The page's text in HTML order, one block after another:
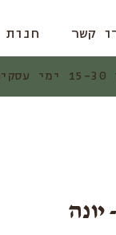
קשר חנות
יונה